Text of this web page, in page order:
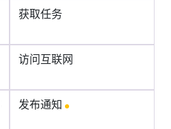
获取任务
访问互联网
发布通知